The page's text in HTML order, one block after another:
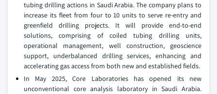
tubing drilling actions in Saudi Arabia. The company plans to
increase its fleet from four to 10 units to serve re-entry and
greenfield drilling projects. It will provide end-to-end
solutions, comprising of coiled tubing drilling units,
operational management, well construction, geoscience
support, underbalanced drilling services, enhancing and
accelerating gas access from both new and established fields.
In May 2025, Core Laboratories has opened its new
unconventional core analysis laboratory in Saudi Arabia.